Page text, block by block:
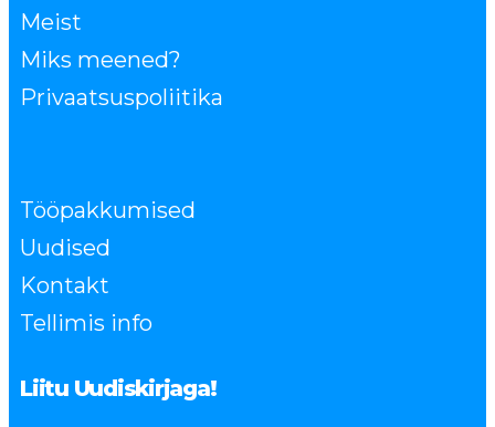
Meist
Miks meened?
Privaatsuspoliitika
Tööpakkumised
Uudised
Kontakt
Tellimis info
Liitu Uudiskirjaga!